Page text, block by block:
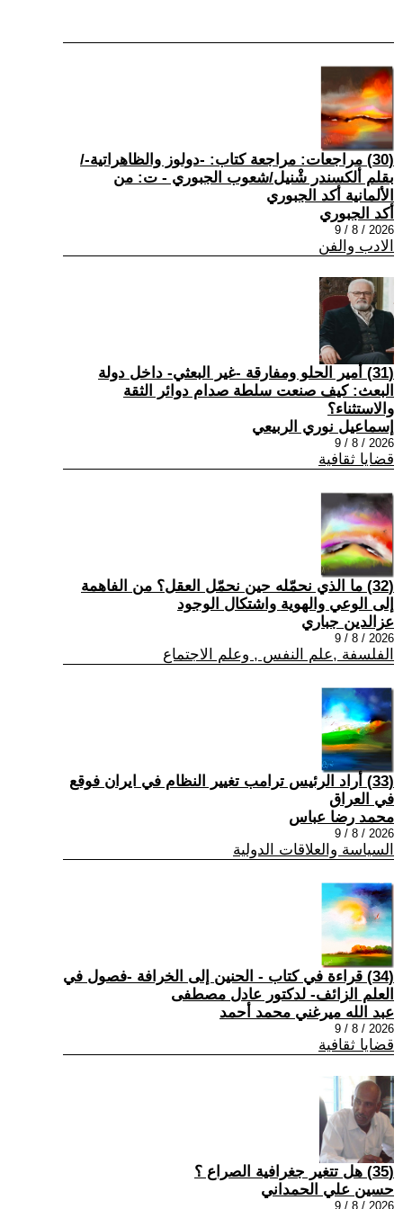
(30) مراجعات: مراجعة كتاب: -دولوز والظاهراتية-/
بقلم ألكسندر شْنيل/شعوب الجبوري - ت: من
الألمانية أكد الجبوري
أكد الجبوري
2026 / 8 / 9
الادب والفن
(31) أمير الحلو ومفارقة -غير البعثي- داخل دولة
البعث: كيف صنعت سلطة صدام دوائر الثقة
والاستثناء؟
إسماعيل نوري الربيعي
2026 / 8 / 9
قضايا ثقافية
(32) ما الذي نحمّله حين نحمّل العقل؟ من الفاهمة
إلى الوعي والهوية واشتكال الوجود
عزالدين جباري
2026 / 8 / 9
الفلسفة ,علم النفس , وعلم الاجتماع
(33) أراد الرئيس ترامب تغيير النظام في ايران فوقع
في العراق
محمد رضا عباس
2026 / 8 / 9
السياسة والعلاقات الدولية
(34) قراءة في كتاب - الحنين إلى الخرافة -فصول في
العلم الزائف- لدكتور عادل مصطفى
عبد الله ميرغني محمد أحمد
2026 / 8 / 9
قضايا ثقافية
(35) هل تتغير جغرافية الصراع ؟
حسين علي الحمداني
2026 / 8 / 9